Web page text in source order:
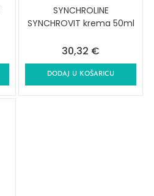
SYNCHROLINE
SYNCHROVIT krema 50ml
30,32 €
DODAJ U KOŠARICU